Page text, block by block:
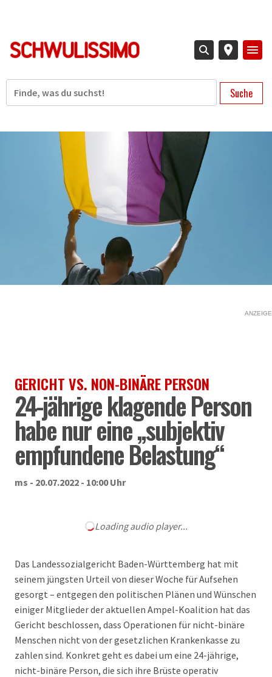
Suche
ANZEIGE
GERICHT VS. NON-BINÄRE PERSON
24-jährige klagende Person
habe nur eine „subjektiv
empfundene Belastung“
ms - 20.07.2022 - 10:00 Uhr
Loading audio player...
Das Landessozialgericht Baden-Württemberg hat mit
seinem jüngsten Urteil von dieser Woche für Aufsehen
gesorgt – entgegen den politischen Plänen und Wünschen
einiger Mitglieder der aktuellen Ampel-Koalition hat das
Gericht beschlossen, dass Operationen für nicht-binäre
Menschen nicht von der gesetzlichen Krankenkasse zu
zahlen sind. Konkret geht es dabei um eine 24-jährige,
nicht-binäre Person, die sich ihre Brüste operativ